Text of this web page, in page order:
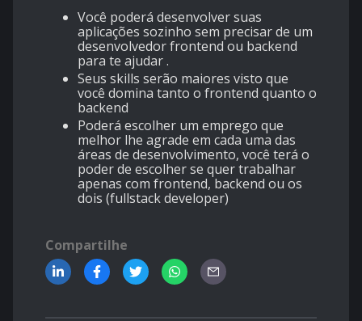
Você poderá desenvolver suas
aplicações sozinho sem precisar de um
desenvolvedor frontend ou backend
para te ajudar .
Seus skills serão maiores visto que
você domina tanto o frontend quanto o
backend
Poderá escolher um emprego que
melhor lhe agrade em cada uma das
áreas de desenvolvimento, você terá o
poder de escolher se quer trabalhar
apenas com frontend, backend ou os
dois (fullstack developer)
Compartilhe